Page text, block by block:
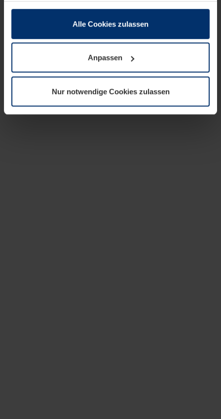
sie im Rahmen Ihrer Nutzung der Dienste gesammelt
wenn diese für den Betrieb dieser Seite unbedingt
notwendig sind. Für alle anderen Cookie-Typen benötigen
wir Ihre Erlaubnis. Ihre Einwilligung können Sie jederzeit
Datenschutzerklärungunserer Website ändern oder
widerrufen.
Alle Cookies zulassen
Anpassen
Nur notwendige Cookies zulassen